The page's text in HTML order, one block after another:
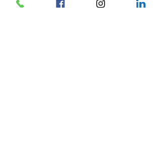
Inscription close